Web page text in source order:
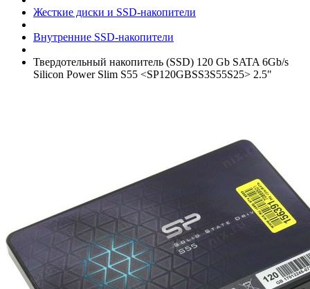
Жесткие диски и SSD-накопители
Внутренние SSD-накопители
Твердотельный накопитель (SSD) 120 Gb SATA 6Gb/­s
Silicon Power Slim S55 <SP120GBSS3S55S25> 2.5"